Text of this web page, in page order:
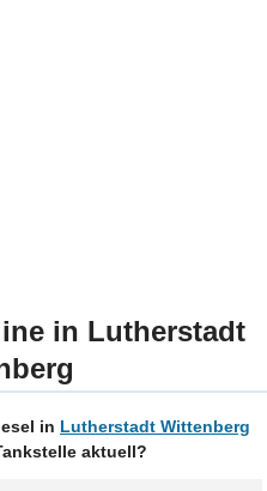
in Lutherstadt
in Lutherstadt Wittenberg
aktuell?